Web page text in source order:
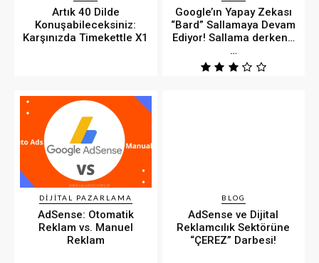
Artık 40 Dilde
Konuşabileceksiniz:
Karşınızda Timekettle X1
Google’ın Yapay Zekası
“Bard” Sallamaya Devam
Ediyor! Sallama derken…
…
DIJITAL PAZARLAMA
AdSense: Otomatik
Reklam vs. Manuel
Reklam
BLOG
AdSense ve Dijital
Reklamcılık Sektörüne
“ÇEREZ” Darbesi!